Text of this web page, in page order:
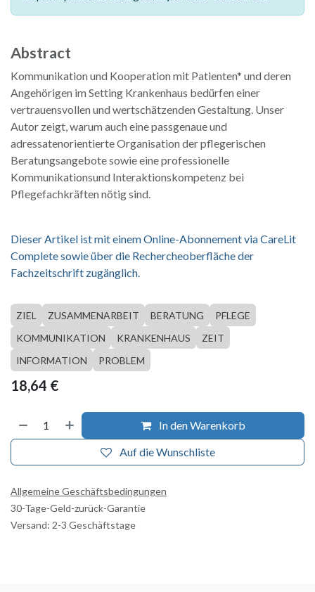
Abstract
Kommunikation und Kooperation mit Patienten* und deren
Angehörigen im Setting Krankenhaus bedürfen einer
vertrauensvollen und wertschätzenden Gestaltung. Unser
Autor zeigt, warum auch eine passgenaue und
adressatenorientierte Organisation der pflegerischen
Beratungsangebote sowie eine professionelle
Kommunikationsund Interaktionskompetenz bei
Pflegefachkräften nötig sind.
Dieser Artikel ist mit einem Online-Abonnement via CareLit
Complete sowie über die Rechercheoberfläche der
Fachzeitschrift zugänglich.
ZIEL ZUSAMMENARBEIT BERATUNG
PFLEGE
KOMMUNIKATION
KRANKENHAUS
ZEIT
INFORMATION
PROBLEM
18,64 €
In den Warenkorb
Auf die Wunschliste
Allgemeine Geschäftsbedingungen
30-Tage-Geld-zurück-Garantie
Versand: 2-3 Geschäftstage